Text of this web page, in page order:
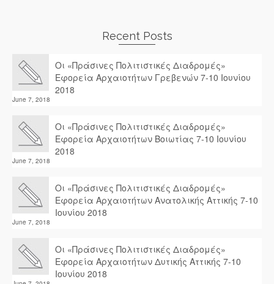
Recent Posts
Οι «Πράσινες Πολιτιστικές Διαδρομές»
Εφορεία Αρχαιοτήτων Γρεβενών 7-10 Ιουνίου
2018
June 7, 2018
Οι «Πράσινες Πολιτιστικές Διαδρομές»
Εφορεία Αρχαιοτήτων Βοιωτίας 7-10 Ιουνίου
2018
June 7, 2018
Οι «Πράσινες Πολιτιστικές Διαδρομές»
Εφορεία Αρχαιοτήτων Ανατολικής Αττικής 7-10
Ιουνίου 2018
June 7, 2018
Οι «Πράσινες Πολιτιστικές Διαδρομές»
Εφορεία Αρχαιοτήτων Δυτικής Αττικής 7-10
Ιουνίου 2018